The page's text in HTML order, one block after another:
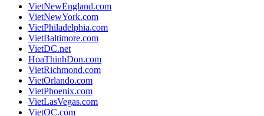
VietNewEngland.com
VietNewYork.com
VietPhiladelphia.com
VietBaltimore.com
VietDC.net
HoaThinhDon.com
VietRichmond.com
VietOrlando.com
VietPhoenix.com
VietLasVegas.com
VietOC.com